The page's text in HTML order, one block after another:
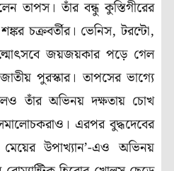
তাপস। তাঁর বন্ধু কুস্তিগীরের
চক্রবর্তীর। ভেনিস, টরন্টো,
জয়জয়কার পড়ে গেল
পুরস্কার। তাপসের ভাগ্যে
তাঁর অভিনয় দক্ষতায় চোখ
এরপর বুদ্ধদেবের
উপাখ্যান’-এও অভিনয়